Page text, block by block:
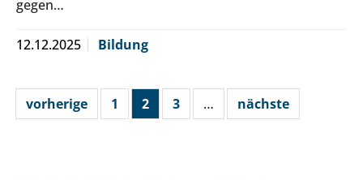
gegen…
12.12.2025 Bildung
vorherige 1 2 3 … nächste